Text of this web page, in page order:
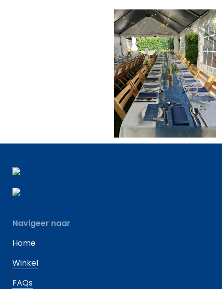
Navigeer naar
Home
Winkel
FAQs